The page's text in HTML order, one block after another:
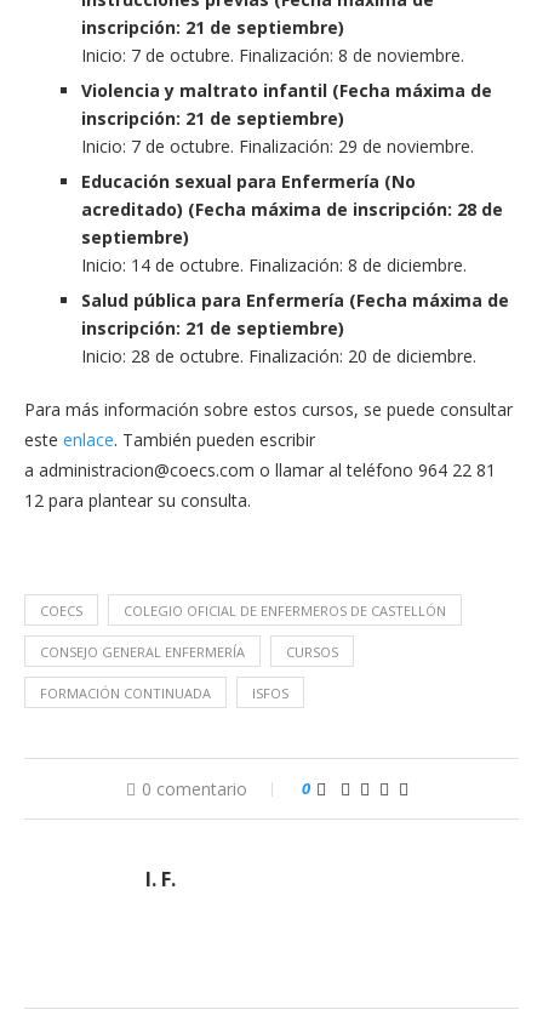
inscripción: 21 de septiembre)
Inicio: 7 de octubre. Finalización: 8 de noviembre.
Violencia y maltrato infantil (Fecha máxima de
inscripción: 21 de septiembre)
Inicio: 7 de octubre. Finalización: 29 de noviembre.
Educación sexual para Enfermería (No
acreditado) (Fecha máxima de inscripción: 28 de
septiembre)
Inicio: 14 de octubre. Finalización: 8 de diciembre.
Salud pública para Enfermería (Fecha máxima de
inscripción: 21 de septiembre)
Inicio: 28 de octubre. Finalización: 20 de diciembre.
Para más información sobre estos cursos, se puede consultar
este enlace. También pueden escribir
a administracion@coecs.com o llamar al teléfono 964 22 81
12 para plantear su consulta.
COECS COLEGIO OFICIAL DE ENFERMEROS DE CASTELLÓN
CONSEJO GENERAL ENFERMERÍA CURSOS
FORMACIÓN CONTINUADA ISFOS
0 comentario 0
I. F.